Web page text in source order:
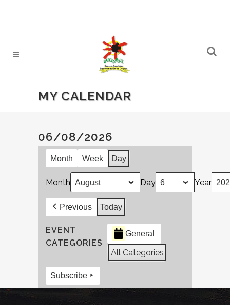
MY CALENDAR
06/08/2026
Month Week Day
Month Day Year
Previous Today
EVENT
CATEGORIES
General
All Categories
Subscribe